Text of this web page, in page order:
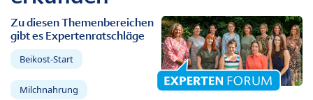
Zu diesen Themenbereichen
gibt es Expertenratschläge
Beikost-Start
Milchnahrung